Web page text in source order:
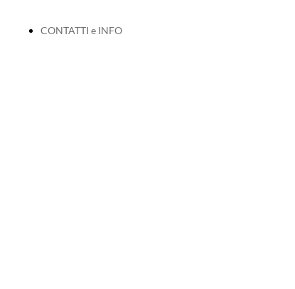
CONTATTI e INFO